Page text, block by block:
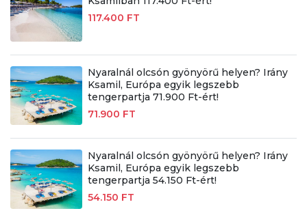
117.400 FT
Nyaralnál olcsón gyönyörű helyen? Irány
Ksamil, Európa egyik legszebb
tengerpartja 71.900 Ft-ért!
71.900 FT
Nyaralnál olcsón gyönyörű helyen? Irány
Ksamil, Európa egyik legszebb
tengerpartja 54.150 Ft-ért!
54.150 FT